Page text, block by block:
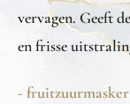
vervagen. Geeft
en frisse
-